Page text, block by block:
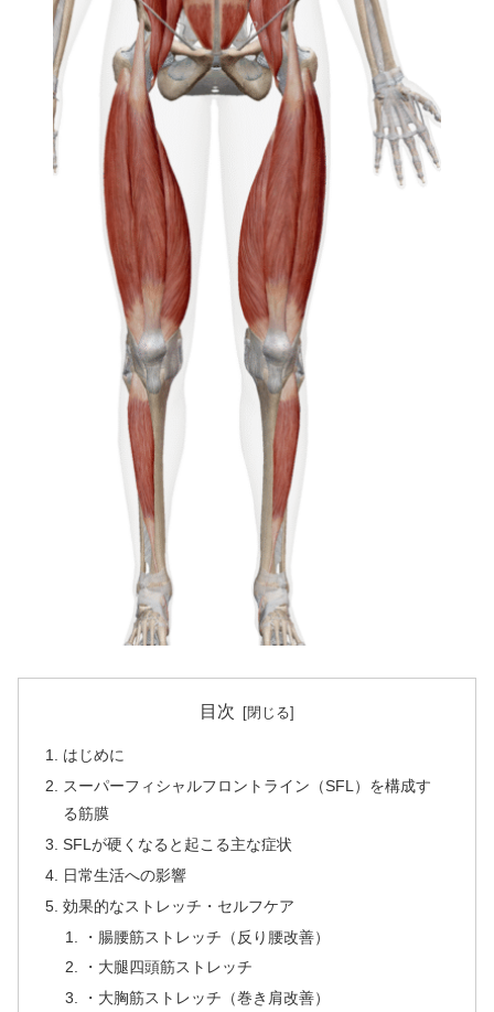
目次
はじめに
スーパーフィシャルフロントライン（SFL）を構成す
る筋膜
SFLが硬くなると起こる主な症状
日常生活への影響
効果的なストレッチ・セルフケア
・腸腰筋ストレッチ（反り腰改善）
・大腿四頭筋ストレッチ
・大胸筋ストレッチ（巻き肩改善）